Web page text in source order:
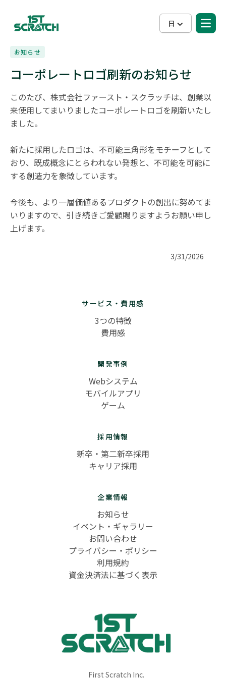
日
お知らせ
コーポレートロゴ刷新のお知らせ
このたび、株式会社ファースト・スクラッチは、創業以
来使用してまいりましたコーポレートロゴを刷新いたし
ました。
新たに採用したロゴは、不可能三角形をモチーフとして
おり、既成概念にとらわれない発想と、不可能を可能に
する創造力を象徴しています。
今後も、より一層価値あるプロダクトの創出に努めてま
いりますので、引き続きご愛顧賜りますようお願い申し
上げます。
3/31/2026
First Scratch Inc.
サービス・費用感
3つの特徴
費用感
開発事例
Webシステム
モバイルアプリ
ゲーム
採用情報
新卒・第二新卒採用
キャリア採用
企業情報
お知らせ
イベント・ギャラリー
お問い合わせ
プライバシー・ポリシー
利用規約
資金決済法に基づく表示